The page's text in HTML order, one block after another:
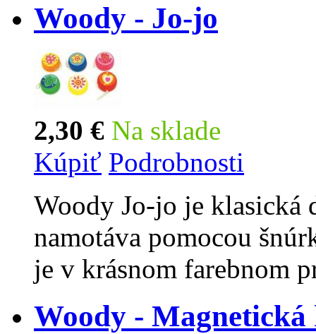
Woody - Jo-jo
2,30 € Na sklade
Kúpiť Podrobnosti
Woody Jo-jo je klasická
namotáva pomocou
je v krásnom farebnom
Woody -